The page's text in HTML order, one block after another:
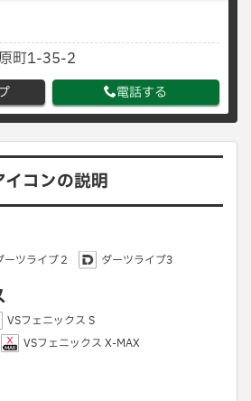
町1-35-2
電話する
イコンの説明
ーツライブ２ ダーツライブ3
VSフェニックス S
VSフェニックス X-MAX